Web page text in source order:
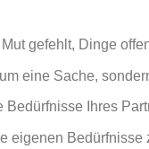
gefehlt, Dinge
eine Sache,
Ihres
eigenen Bedürfnisse